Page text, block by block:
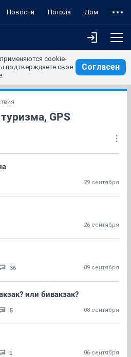
Новости Погода Дом
cookie-
подтверждаете свое
Согласен
GPS
29 сентября
26 сентября
36 09 сентября
или бивакзак?
5 08 сентября
1 06 сентября